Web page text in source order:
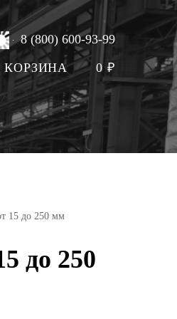
8 (800) 600-93-99
КОРЗИНА 0₽
15 до 250 мм
до 250